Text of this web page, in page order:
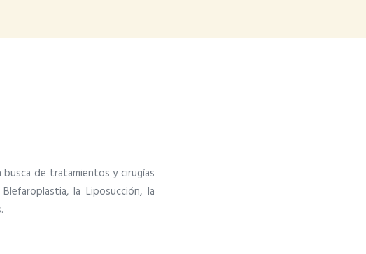
de tratamientos y cirugías
la Liposucción, la